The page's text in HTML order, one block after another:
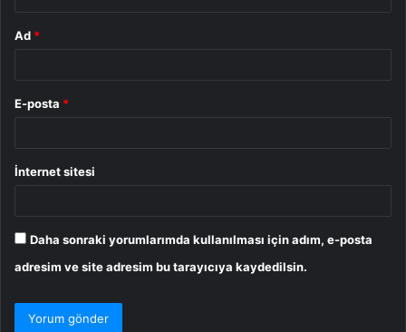
Ad *
E-posta *
İnternet sitesi
Daha sonraki yorumlarımda kullanılması için adım, e-posta
adresim ve site adresim bu tarayıcıya kaydedilsin.